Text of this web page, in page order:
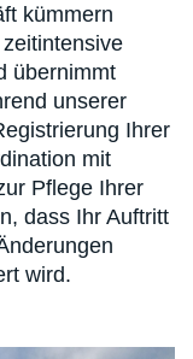
kümmern
übernimmt
unserer
Ihrer
mit
Pflege Ihrer
dass Ihr Auftritt
wird.